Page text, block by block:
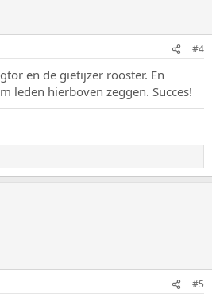
#4
en de gietijzer rooster. En
leden hierboven zeggen. Succes!
#5